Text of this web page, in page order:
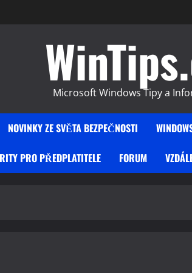
Microsoft Windows Tipy a
NOVINKY ZE SVĚTA BEZPEČNOSTI
PRO PŘEDPLATITELE FORUM